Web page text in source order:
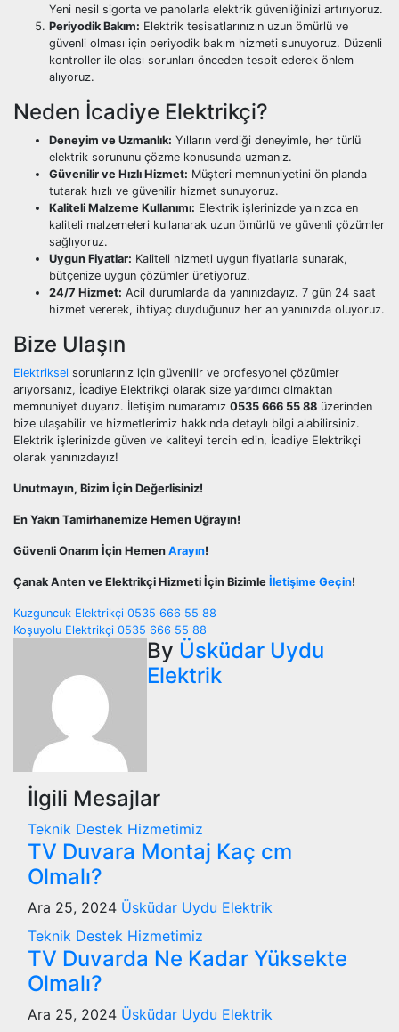
Yeni nesil sigorta ve panolarla elektrik güvenliğinizi artırıyoruz.
Periyodik Bakım: Elektrik tesisatlarınızın uzun ömürlü ve
güvenli olması için periyodik bakım hizmeti sunuyoruz. Düzenli
kontroller ile olası sorunları önceden tespit ederek önlem
alıyoruz.
Neden İcadiye Elektrikçi?
Deneyim ve Uzmanlık: Yılların verdiği deneyimle, her türlü
elektrik sorununu çözme konusunda uzmanız.
Güvenilir ve Hızlı Hizmet: Müşteri memnuniyetini ön planda
tutarak hızlı ve güvenilir hizmet sunuyoruz.
Kaliteli Malzeme Kullanımı: Elektrik işlerinizde yalnızca en
kaliteli malzemeleri kullanarak uzun ömürlü ve güvenli çözümler
sağlıyoruz.
Uygun Fiyatlar: Kaliteli hizmeti uygun fiyatlarla sunarak,
bütçenize uygun çözümler üretiyoruz.
24/7 Hizmet: Acil durumlarda da yanınızdayız. 7 gün 24 saat
hizmet vererek, ihtiyaç duyduğunuz her an yanınızda oluyoruz.
Bize Ulaşın
Elektriksel sorunlarınız için güvenilir ve profesyonel çözümler
arıyorsanız, İcadiye Elektrikçi olarak size yardımcı olmaktan
memnuniyet duyarız. İletişim numaramız 0535 666 55 88 üzerinden
bize ulaşabilir ve hizmetlerimiz hakkında detaylı bilgi alabilirsiniz.
Elektrik işlerinizde güven ve kaliteyi tercih edin, İcadiye Elektrikçi
olarak yanınızdayız!
Unutmayın, Bizim İçin Değerlisiniz!
En Yakın Tamirhanemize Hemen Uğrayın!
Güvenli Onarım İçin Hemen Arayın!
Çanak Anten ve Elektrikçi Hizmeti İçin Bizimle İletişime Geçin!
Yazı
gezinmesi
Kuzguncuk Elektrikçi 0535 666 55 88
Koşuyolu Elektrikçi 0535 666 55 88
By Üsküdar Uydu
Elektrik
İlgili Mesajlar
Teknik Destek Hizmetimiz
TV Duvara Montaj Kaç cm
Olmalı?
Ara 25, 2024 Üsküdar Uydu Elektrik
Teknik Destek Hizmetimiz
TV Duvarda Ne Kadar Yüksekte
Olmalı?
Ara 25, 2024 Üsküdar Uydu Elektrik